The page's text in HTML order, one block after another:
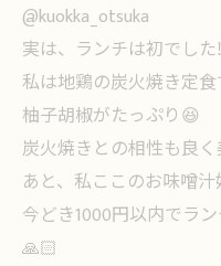
@kuokka_otsuka
実は、ランチは初でした
私は地鶏の炭火焼き定
柚子胡椒がたっぷり😆
炭火焼きとの相性も良
あと、私ここのお味噌
今どき1000円以内でラ
🙏🏻